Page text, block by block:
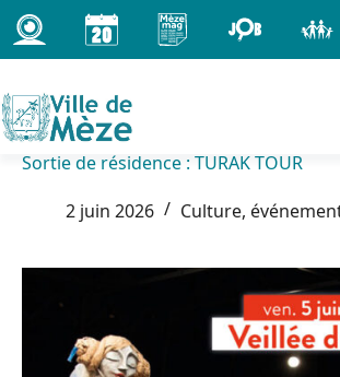
Passer
au
contenu
Sortie de résidence : TURAK TOUR
2 juin 2026
Culture,